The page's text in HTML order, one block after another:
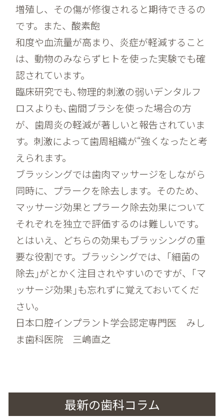
増殖し、その傷が修復されると期待できるの
です。また、酸素飽
和度や血流量が高まり、炎症が軽減すること
は、動物のみならずヒトを使った実験でも確
認されています。
臨床研究でも､物理的刺激の弱いデンタルフ
ロスよりも､歯間ブラシを使った場合の方
が、歯周炎の軽減が著しいと報告されていま
す。刺激によって歯周組織が“強くなったと考
えられます。
ブラッシングでは歯肉マッサージをしながら
同時に、プラークを除去します。そのため、
マッサージ効果とプラーク除去効果について
それぞれを独立で評価するのは難しいです。
とはいえ、どちらの効果もブラッシングの重
要な役割です。ブラッシングでは、｢細菌の
除去｣がとかく注目されやすいのですが、｢マ
ッサージ効果｣も忘れずに覚えておいてくだ
さい。
日本口腔インプラント学会認定専門医 みし
ま歯科医院 三嶋直之
最新の歯科コラム